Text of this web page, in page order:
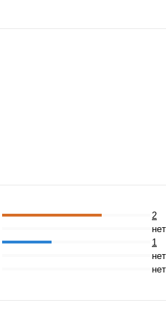
2
нет
1
нет
нет